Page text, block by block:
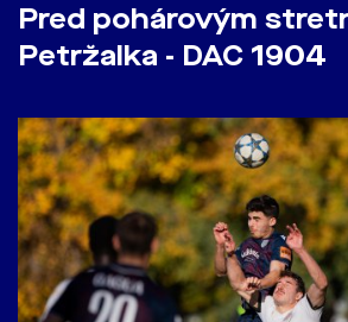
Pred pohárovým
Petržalka - DAC 1904